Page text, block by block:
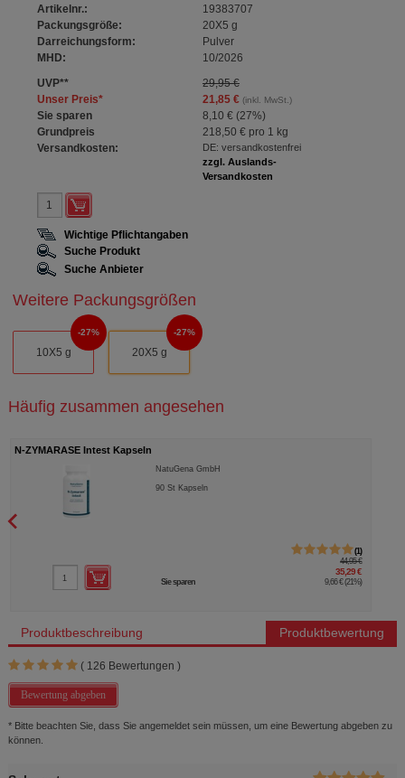
Artikelnr.:
19383707
Packungsgröße:
20X5 g
Darreichungsform:
Pulver
MHD:
10/2026
UVP**
29,95 €
Unser Preis* 21,85 €(inkl. MwSt.)
Sie sparen 8,10 € (27%)
Grundpreis
218,50 €pro 1 kg
Versandkosten:
DE: versandkostenfrei
zzgl. Auslands-
Versandkosten
Wichtige Pflichtangaben
Suche Produkt
Suche Anbieter
Weitere Packungsgrößen
10X5 g
27%
20X5 g
27%
Häufig zusammen angesehen
N-ZYMARASE Intest Kapseln
NatuGena GmbH
90St Kapseln
1
44,95 €
35,29 €
Sie sparen 9,66 € (21%)
Produktbeschreibung Produktbewertung
( 126 Bewertungen )
Bewertung abgeben
* Bitte beachten Sie, dass Sie angemeldet sein müssen, um eine Bewertung abgeben zu
können.